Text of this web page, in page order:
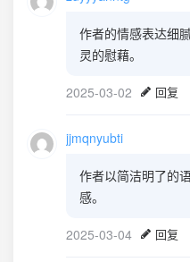
作者的情感表达细
灵的慰藉。
2025-03-02 回复
jjmqnyubti
作者以简洁明了的
感。
2025-03-04 回复